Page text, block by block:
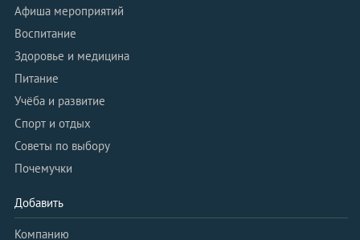
Афиша мероприятий
Воспитание
Здоровье и медицина
Питание
Учёба и развитие
Спорт и отдых
Советы по выбору
Почемучки
Добавить
Компанию